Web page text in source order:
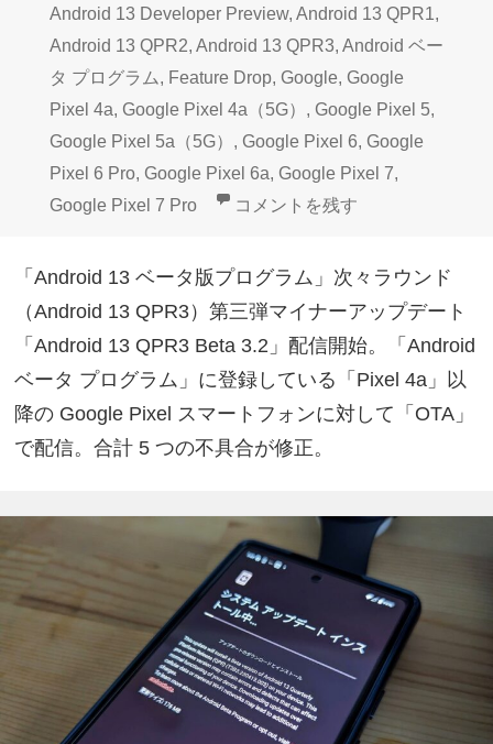
日:
者
ゴ
リ
ー
グ
Android 13 Developer Preview, Android 13 QPR1,
Android 13 QPR2, Android 13 QPR3, Android ベー
タ プログラム, Feature Drop, Google, Google
Pixel 4a, Google Pixel 4a（5G） , Google Pixel 5,
Google Pixel 5a（5G） , Google Pixel 6, Google
Pixel 6 Pro, Google Pixel 6a, Google Pixel 7,
Google Pixel 7 Pro
Google Pixelベータプログラム
コメントを残す
「Android 13 ベータ版プログラム」次々ラウンド
（Android 13 QPR3）第三弾マイナーアップデート
「Android 13 QPR3 Beta 3.2」配信開始。「Android
ベータ プログラム」に登録している「Pixel 4a」以
降の Google Pixel スマートフォンに対して「OTA」
で配信。合計 5 つの不具合が修正。